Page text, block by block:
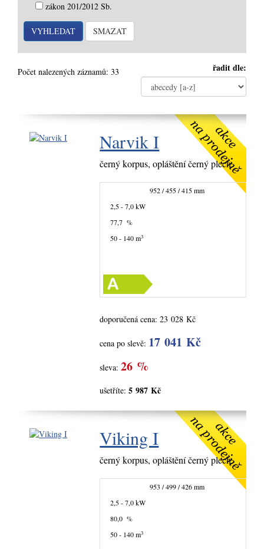
zákon 201/2012 Sb.
Počet nalezených záznamů: 33 řadit dle:
Narvik I
černý korpus, opláštění černý plech
952 / 455 / 415 mm
2,5 - 7,0 kW
77,7 %
50 - 140 m3
doporučená cena:23 028 Kč
cena po slevě: 17 041 Kč
sleva:26 %
ušetříte:5 987 Kč
Viking I
černý korpus, opláštění černý plech
953 / 499 / 426 mm
2,5 - 7,0 kW
80,0 %
50 - 140 m3